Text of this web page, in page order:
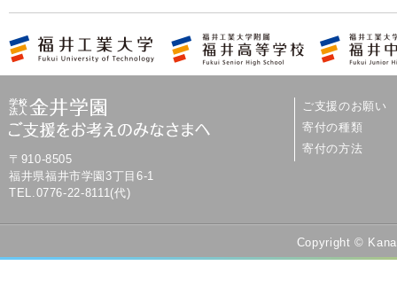
〒910-8505
福井県福井市学園3丁目6-1
TEL.0776-22-8111(代)
ご支援のお願い
寄付の種類
寄付の方法
Copyright ©